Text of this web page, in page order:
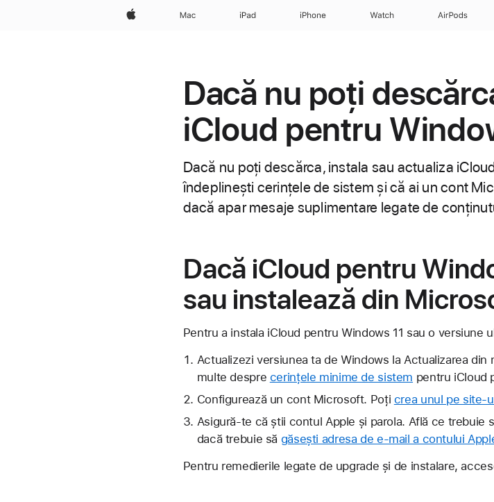
Apple Mac iPad iPhone Watch AirPods
Dacă nu poți
iCloud pentru
Dacă nu poți descărca, instala sau actualiza
îndeplinești cerințele de sistem și că ai un cont
dacă apar mesaje suplimentare legate de
Dacă iCloud pentru
sau instalează din
Pentru a instala iCloud pentru Windows 11 sau o versiune
Actualizezi versiunea ta de Windows la Actualizarea
multe despre cerințele minime de sistem pentru iCloud
Configurează un cont Microsoft. Poți crea unul pe site-
Asigură-te că știi contul Apple și parola. Află ce trebuie
dacă trebuie să găsești adresa de e-mail a contului
Pentru remedierile legate de upgrade și de instalare,